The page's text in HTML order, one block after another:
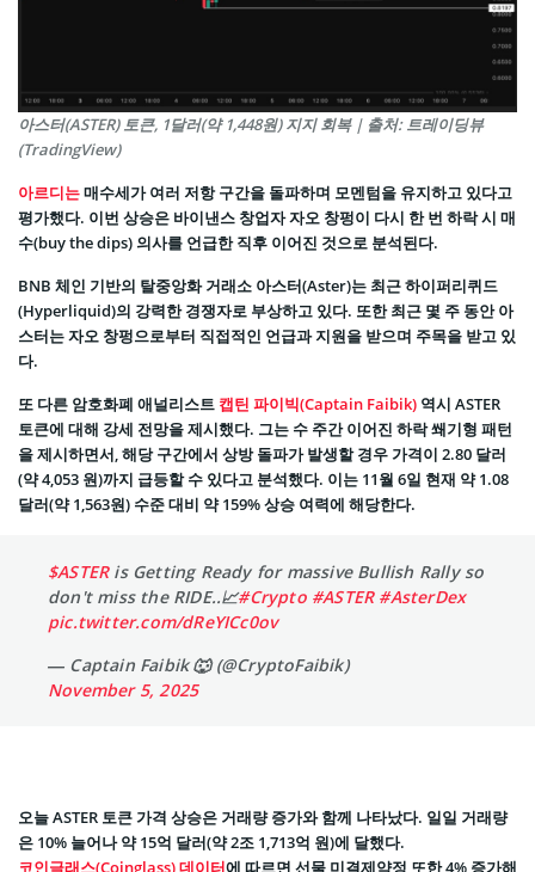
아스터(ASTER) 토큰, 1달러(약 1,448원) 지지 회복 | 출처: 트레이딩뷰
(TradingView)
아르디는매수세가 여러 저항 구간을 돌파하며 모멘텀을 유지하고 있다고
평가했다. 이번 상승은 바이낸스 창업자 자오 창펑이 다시 한 번 하락 시 매
수(buy the dips) 의사를 언급한 직후 이어진 것으로 분석된다.
BNB 체인 기반의 탈중앙화 거래소 아스터(Aster)는 최근 하이퍼리퀴드
(Hyperliquid)의 강력한 경쟁자로 부상하고 있다. 또한 최근 몇 주 동안 아
스터는 자오 창펑으로부터 직접적인 언급과 지원을 받으며 주목을 받고 있
다.
또 다른 암호화폐 애널리스트 캡틴 파이빅(Captain Faibik) 역시 ASTER
토큰에 대해 강세 전망을 제시했다. 그는 수 주간 이어진 하락 쐐기형 패턴
을 제시하면서, 해당 구간에서 상방 돌파가 발생할 경우 가격이 2.80 달러
(약 4,053 원)까지 급등할 수 있다고 분석했다. 이는 11월 6일 현재 약 1.08
달러(약 1,563원) 수준 대비 약 159% 상승 여력에 해당한다.
$ASTERis Getting Ready for massive Bullish Rally so
don't miss the RIDE..📈#Crypto #ASTER #AsterDex
pic.twitter.com/dReYICc0ov
— Captain Faibik 🐺 (@CryptoFaibik)
November 5, 2025
오늘 ASTER 토큰 가격 상승은 거래량 증가와 함께 나타났다. 일일 거래량
은 10% 늘어나 약 15억 달러(약 2조 1,713억 원)에 달했다.
코인글래스(Coinglass) 데이터에 따르면 선물 미결제약정 또한 4% 증가해